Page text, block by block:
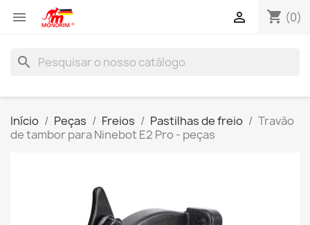
 shopping_cart (0)

search
Início Peças Freios Pastilhas de freio
Travão
de tambor para Ninebot E2 Pro - peças